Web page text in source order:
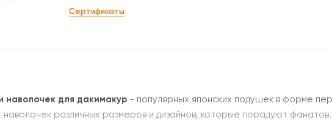
Сертификаты
для дакимакур - популярных японских подушек в форме
различных размеров и дизайнов, которые порадуют фанатов.